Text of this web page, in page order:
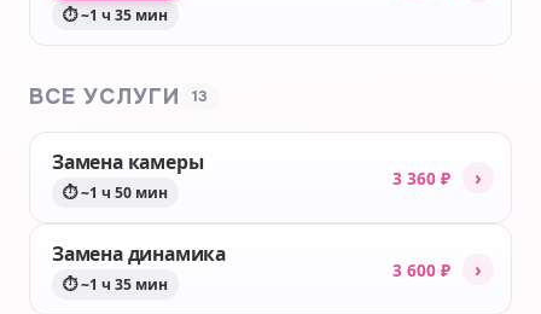
⏱ ~1 ч 35 мин
ВСЕ УСЛУГИ 13
Замена камеры
⏱ ~1 ч 50 мин
3 360 ₽ ›
Замена динамика
⏱ ~1 ч 35 мин
3 600 ₽ ›